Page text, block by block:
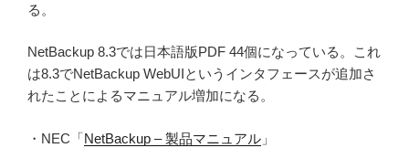
る。
NetBackup 8.3では日本語版PDF 44個になっている。これ
は8.3でNetBackup WebUIというインタフェースが追加さ
れたことによるマニュアル増加になる。
・NEC「NetBackup – 製品マニュアル 」